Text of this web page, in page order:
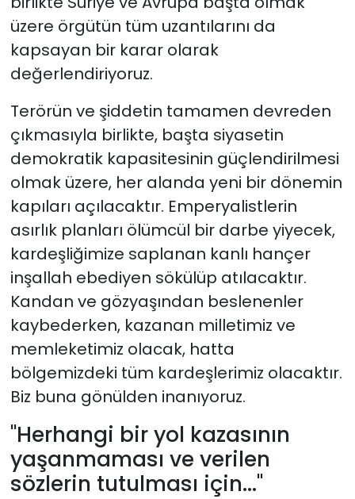
üzere örgütün tüm uzantılarını da
kapsayan bir karar olarak
değerlendiriyoruz.
Terörün ve şiddetin tamamen devreden
çıkmasıyla birlikte, başta siyasetin
demokratik kapasitesinin güçlendirilmesi
olmak üzere, her alanda yeni bir dönemin
kapıları açılacaktır. Emperyalistlerin
asırlık planları ölümcül bir darbe yiyecek,
kardeşliğimize saplanan kanlı hançer
inşallah ebediyen sökülüp atılacaktır.
Kandan ve gözyaşından beslenenler
kaybederken, kazanan milletimiz ve
memleketimiz olacak, hatta
bölgemizdeki tüm kardeşlerimiz olacaktır.
Biz buna gönülden inanıyoruz.
"Herhangi bir yol kazasının
yaşanmaması ve verilen
sözlerin tutulması için..."